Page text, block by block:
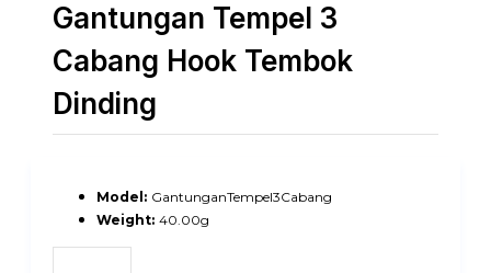
Gantungan Tempel 3
Cabang Hook Tembok
Dinding
Model: GantunganTempel3Cabang
Weight: 40.00g